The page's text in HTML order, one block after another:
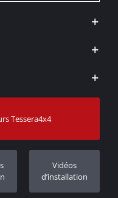
Tessera4x4
Vidéos
d’installation